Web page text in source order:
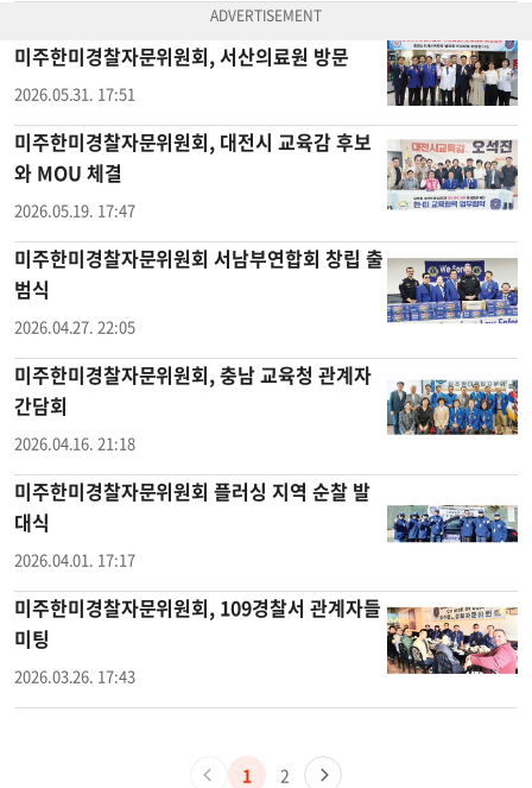
미주한미경찰자문위원회, 서산의료원 방문
2026.05.31. 17:51
미주한미경찰자문위원회, 대전시 교육감 후보
와 MOU 체결
2026.05.19. 17:47
미주한미경찰자문위원회 서남부연합회 창립 출
범식
2026.04.27. 22:05
미주한미경찰자문위원회, 충남 교육청 관계자
간담회
2026.04.16. 21:18
미주한미경찰자문위원회 플러싱 지역 순찰 발
대식
2026.04.01. 17:17
미주한미경찰자문위원회, 109경찰서 관계자들
미팅
2026.03.26. 17:43
1 2